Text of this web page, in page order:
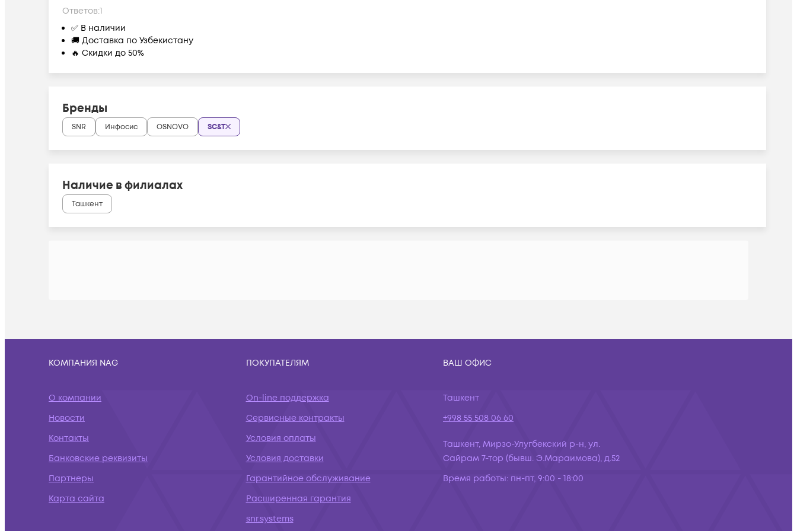
Ответов:1
✅ В наличии
🚚 Доставка по Узбекистану
🔥 Скидки до 50%
Бренды
SNR Инфосис OSNOVO SC&T
Наличие в филиалах
Ташкент
КОМПАНИЯ NAG
О компании
Новости
Контакты
Банковские реквизиты
Партнеры
Карта сайта
ПОКУПАТЕЛЯМ
On-line поддержка
Сервисные контракты
Условия оплаты
Условия доставки
Гарантийное обслуживание
Расширенная гарантия
snr.systems
ВАШ ОФИС
Ташкент
+998 55 508 06 60
Ташкент, Мирзо-Улугбекский р-н, ул.
Сайрам 7-тор (бывш. Э.Мараимова), д.52
Время работы: пн-пт, 9:00 - 18:00